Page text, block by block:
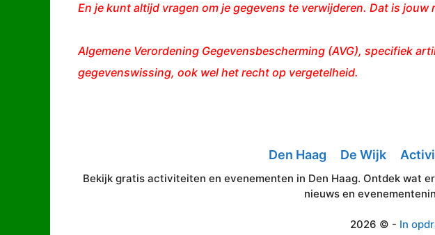
En je kunt altijd vragen om je gegevens te verwijderen. Dat is jouw
Algemene Verordening Gegevensbescherming (AVG), specifiek
gegevenswissing, ook wel het recht op vergetelheid.
Den Haag De Wijk
Bekijk gratis activiteiten en evenementen in Den Haag. Ontdek wat
nieuws en
2026 © - In